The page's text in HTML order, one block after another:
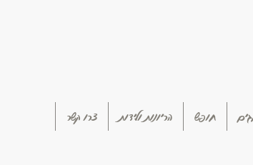
חופש הריונות ולידות צרו קשר